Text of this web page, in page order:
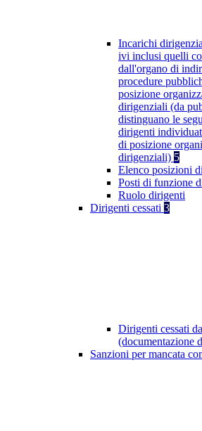
Incarichi
ivi inclusi quelli
dall'organo di
procedure
posizione
dirigenziali (da
distinguano le
dirigenti
di posizione
dirigenziali) 5
Elenco posizioni
Posti di funzione
Ruolo dirigenti
Dirigenti cessati 3
Dirigenti cessati
(documentazione
Sanzioni per mancata